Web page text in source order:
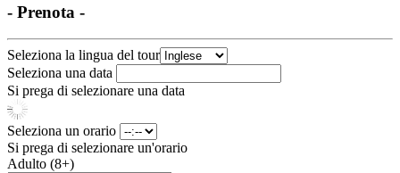
- Prenota -
Seleziona la lingua del tour
Seleziona una data
Si prega di selezionare una data
Seleziona un orario
Si prega di selezionare un'orario
Adulto (8+)